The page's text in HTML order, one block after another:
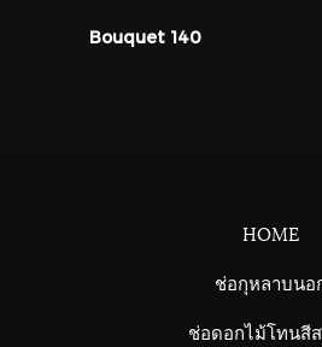
Bouquet 140
HOME
ช่อกุหลาบนอ
ช่อดอกไม้โทนสี